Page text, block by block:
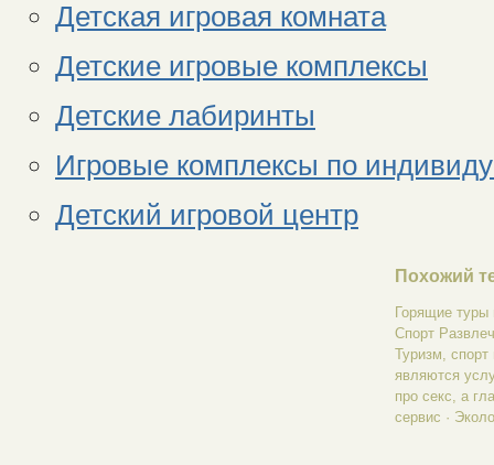
Детская игровая комната
Детские игровые комплексы
Детские лабиринты
Игровые комплексы по
Детский игровой центр
Похожий
Горящие
Спорт
Туризм,
являются
про секс, а
сервис ·